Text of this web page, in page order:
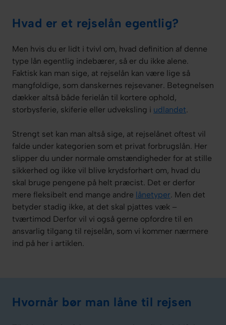
Hvad er et rejselån egentlig?
Men hvis du er lidt i tvivl om, hvad definition af denne
type lån egentlig indebærer, så er du ikke alene.
Faktisk kan man sige, at rejselån kan være lige så
mangfoldige, som danskernes rejsevaner. Betegnelsen
dækker altså både ferielån til kortere ophold,
storbysferie, skiferie eller udveksling i udlandet.
Strengt set kan man altså sige, at rejselånet oftest vil
falde under kategorien som et privat forbrugslån. Her
slipper du under normale omstændigheder for at stille
sikkerhed og ikke vil blive krydsforhørt om, hvad du
skal bruge pengene på helt præcist. Det er derfor
mere fleksibelt end mange andre lånetyper. Men det
betyder stadig ikke, at det skal pjattes væk –
tværtimod Derfor vil vi også gerne opfordre til en
ansvarlig tilgang til rejselån, som vi kommer nærmere
ind på her i artiklen.
Hvornår bør man låne til rejsen